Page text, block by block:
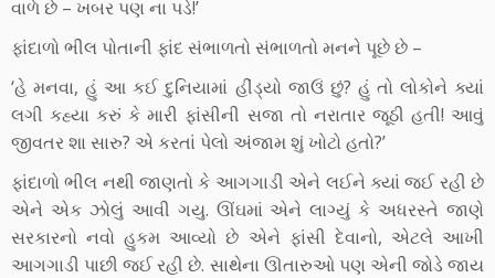
વાળે છે – ખબર પણ ના પડે!’
ફાંદાળો ભીલ પોતાની ફાંદ સંભાળતો સંભાળતો મનને પૂછે છે –
‘હે મનવા, હું આ કઈ દુનિયામાં હીંડ્યો જાઉં છું? હું તો લોકોને ક્યાં
લગી કહ્યા કરું કે મારી ફાંસીની સજા તો નરાતાર જૂઠી હતી! આવું
જીવતર શા સારુ? એ કરતાં પેલો અંજામ શું ખોટો હતો?’
ફાંદાળો ભીલ નથી જાણતો કે આગગાડી એને લઈને ક્યાં જઈ રહી છે
એને એક ઝોલું આવી ગયુ. ઊંઘમાં એને લાગ્યું કે અધરસ્તે જાણે
સરકારનો નવો હુકમ આવ્યો છે એને ફાંસી દેવાનો, એટલે આખી
આગગાડી પાછી જઈ રહી છે. સાથેના ઊતારુઓ પણ એની જોડે જાય